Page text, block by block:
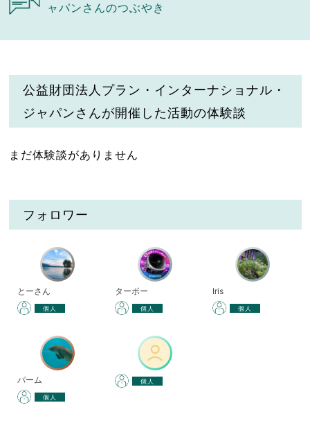
ャパンさんのつぶやき
公益財団法人プラン・インターナショナル・
ジャパンさんが開催した活動の体験談
まだ体験談がありません
フォロワー
とーさん
個人
ターボー
個人
Iris
個人
パーム
個人
個人